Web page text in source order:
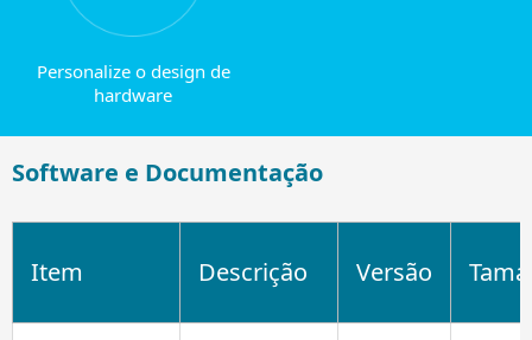
Personalize o design de
hardware
Software e Documentação
Item Descrição Versão